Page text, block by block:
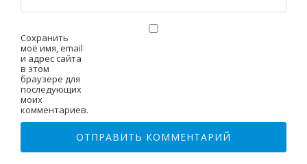
Сохранить
моё имя, email
и адрес сайта
в этом
браузере для
последующих
моих
комментариев.